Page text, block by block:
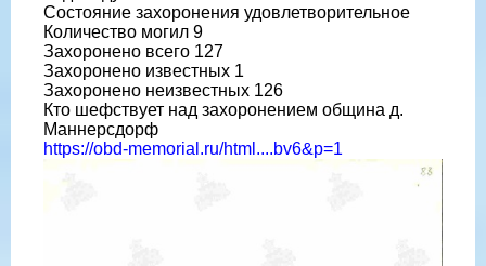
Состояние захоронения удовлетворительное
Количество могил 9
Захоронено всего 127
Захоронено известных 1
Захоронено неизвестных 126
Кто шефствует над захоронением община д.
Маннерсдорф
https://obd-memorial.ru/html....bv6&p=1